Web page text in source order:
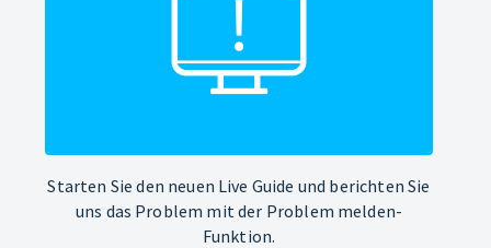
Starten Sie den neuen Live Guide und berichten Sie
uns das Problem mit der Problem melden-
Funktion.